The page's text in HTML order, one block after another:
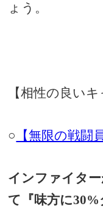
ょう。
【相性の良い
○ 【無限の戦闘
インファイタ
て『味方に